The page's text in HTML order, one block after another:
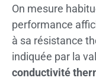
On mesure
performance
à sa résistance
indiquée par la
conductivité